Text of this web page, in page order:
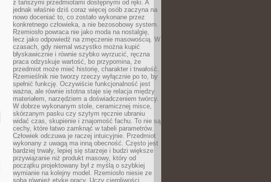
z tańszymi przedmiotami dostępnymi od ręki. A
jednak właśnie dziś coraz więcej osób zaczyna na
nowo doceniać to, co zostało wykonane przez
konkretnego człowieka, a nie bezosobowy system.
Rzemiosło powraca nie jako moda na nostalgię,
lecz jako odpowiedź na zmęczenie masowością. W
czasach, gdy niemal wszystko można kupić
błyskawicznie i równie szybko wyrzucić, ręczna
praca odzyskuje wartość, bo przypomina, że
przedmiot może mieć historię, charakter i trwałość.
Rzemieślnik nie tworzy rzeczy wyłącznie po to, by
spełnić funkcję. Oczywiście funkcjonalność jest
ważna, ale równie istotna staje się relacja między
materiałem, narzędziem a doświadczeniem twórcy.
W dobrze wykonanym stole, ceramicznej misce,
skórzanym pasku czy szytym ręcznie ubraniu
widać czas, skupienie i znajomość fachu. To nie są
cechy, które łatwo zamknąć w tabeli parametrów.
Człowiek odczuwa je raczej intuicyjnie. Przedmiot
wykonany z uwagą ma inną obecność. Często jest
bardziej trwały, lepiej się starzeje i budzi większe
przywiązanie niż produkt masowy, który od
początku projektowany był z myślą o szybkiej
wymianie na kolejny model. Rzemiosło niesie ze
sobą również etykę pracy. Uczy cierpliwości,